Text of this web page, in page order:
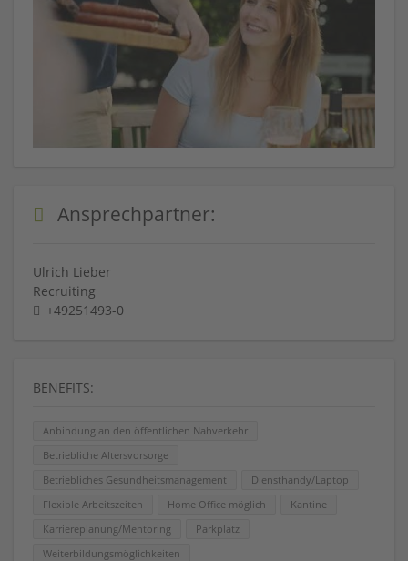
Ansprechpartner:
Ulrich Lieber
Recruiting
+49251493-0
BENEFITS:
Anbindung an den öffentlichen Nahverkehr
Betriebliche Altersvorsorge
Betriebliches Gesundheitsmanagement
Diensthandy/Laptop
Flexible Arbeitszeiten
Home Office möglich
Kantine
Karriereplanung/Mentoring
Parkplatz
Weiterbildungsmöglichkeiten